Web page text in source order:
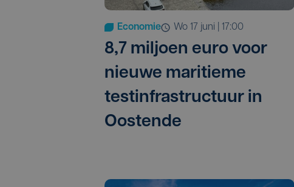
Economie wo 17 juni | 17:00
8,7 miljoen euro voor
nieuwe maritieme
testinfrastructuur in
Oostende